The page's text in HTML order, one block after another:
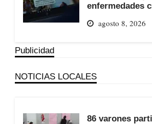
enfermedades
agosto 8, 2026
Publicidad
NOTICIAS LOCALES
86 varones